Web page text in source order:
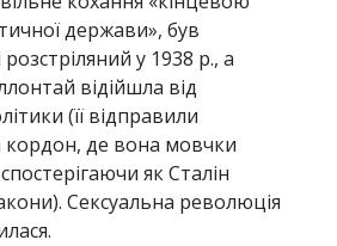
держави», був
у 1938 р., а
відійшла від
(її відправили
де вона мовчки
як Сталін
Сексуальна революція